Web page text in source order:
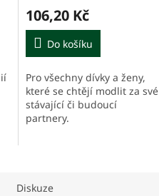
106,20 Kč
Do košíku
Pro všechny dívky a ženy,
které se chtějí modlit za své
stávající či budoucí
partnery.
Diskuze